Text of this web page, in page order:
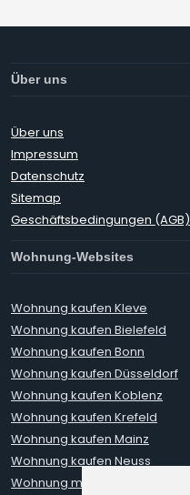
Über uns
Über uns
Impressum
Datenschutz
Sitemap
Geschäftsbedingungen (AGB)
Wohnung-Websites
Wohnung kaufen Kleve
Wohnung kaufen Bielefeld
Wohnung kaufen Bonn
Wohnung kaufen Düsseldorf
Wohnung kaufen Koblenz
Wohnung kaufen Krefeld
Wohnung kaufen Mainz
Wohnung kaufen Neuss
Wohnung mieten Aachen